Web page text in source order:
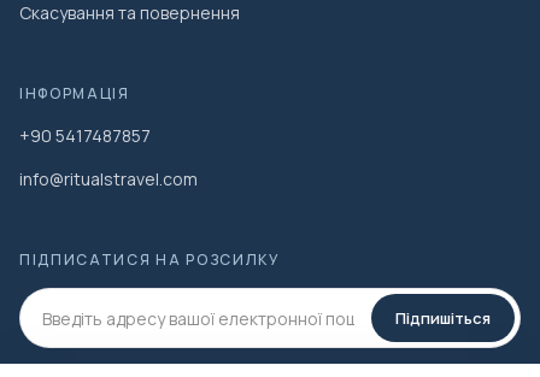
Скасування та повернення
ІНФОРМАЦІЯ
+90 5417487857
info@ritualstravel.com
ПІДПИСАТИСЯ НА РОЗСИЛКУ
Підпишіться